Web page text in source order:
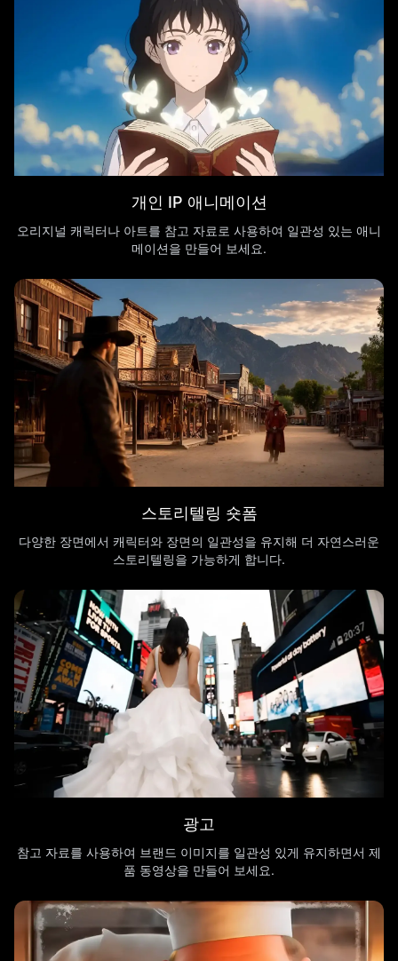
개인 IP 애니메이션
오리지널 캐릭터나 아트를 참고 자료로 사용하여 일관성 있는 애니
메이션을 만들어 보세요.
스토리텔링 숏폼
다양한 장면에서 캐릭터와 장면의 일관성을 유지해 더 자연스러운
스토리텔링을 가능하게 합니다.
광고
참고 자료를 사용하여 브랜드 이미지를 일관성 있게 유지하면서 제
품 동영상을 만들어 보세요.